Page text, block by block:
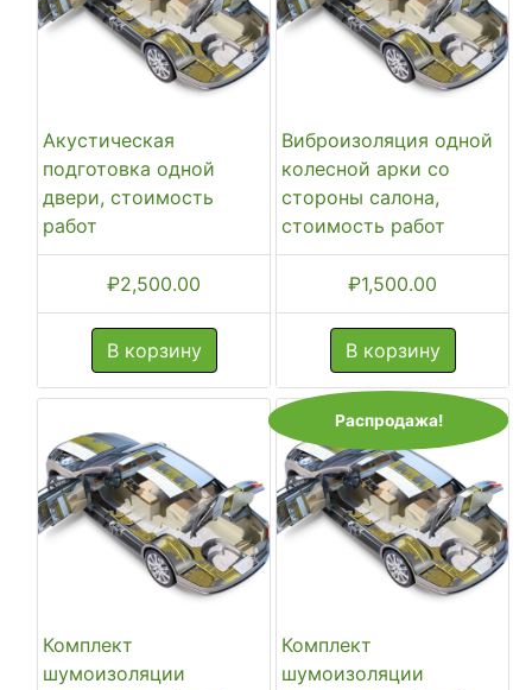
Акустическая
подготовка одной
двери, стоимость
работ
₽2,500.00
В корзину
Виброизоляция одной
колесной арки со
стороны салона,
стоимость работ
₽1,500.00
В корзину
Комплект
шумоизоляции
Распродажа!
Комплект
шумоизоляции